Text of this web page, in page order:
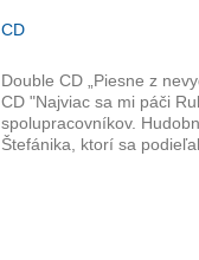
CD
Double CD „Piesne z
CD "Najviac sa mi páči
spolupracovníkov.
Štefánika, ktorí sa